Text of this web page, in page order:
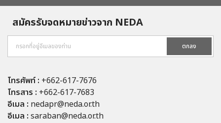
สมัครรับจดหมายข่าวจาก NEDA
ตกลง
โทรศัพท์ : +662-617-7676
โทรสาร : +662-617-7683
อีเมล : nedapr@neda.or.th
อีเมล : saraban@neda.or.th